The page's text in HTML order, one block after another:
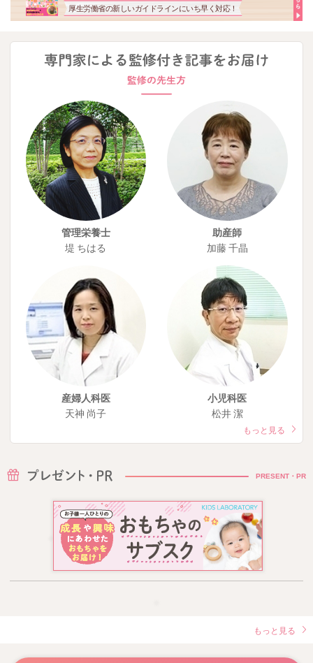
厚生労働省の新しいガイドラインにいち早く対応！
管理栄養士
堤 ちはる
助産師
加藤 千晶
産婦人科医
天神 尚子
小児科医
松井 潔
もっと見る
PRESENT・PR
もっと見る